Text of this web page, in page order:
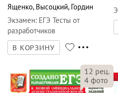
В КОРЗИНУ
4